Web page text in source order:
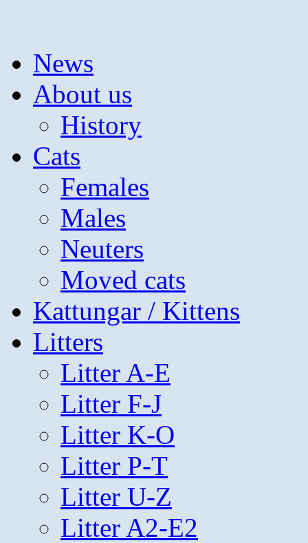
Hoppa
till
innehållNews
About us
History
Cats
Females
Males
Neuters
Moved cats
Kattungar / Kittens
Litters
Litter A-E
Litter F-J
Litter K-O
Litter P-T
Litter U-Z
Litter A2-E2